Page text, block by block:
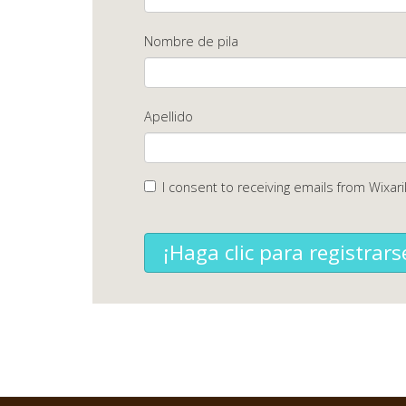
Nombre de pila
Apellido
I consent to receiving emails from
¡Haga clic para